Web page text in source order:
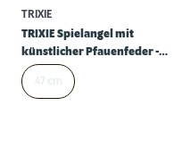
TRIXIE
TRIXIE Spielangel mit
künstlicher Pfauenfeder -
schwarz